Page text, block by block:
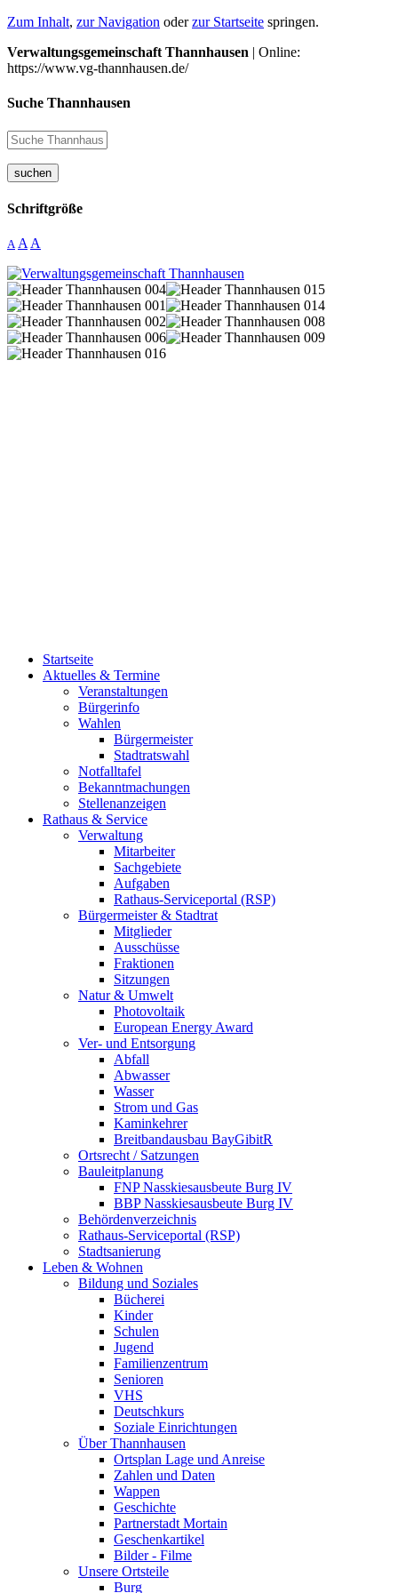
Zum Inhalt, zur Navigation oderzur Startseite springen.
Verwaltungsgemeinschaft Thannhausen | Online:
https://www.vg-thannhausen.de/
Suche Thannhausen
suchen
Schriftgröße
A A A
Startseite
Aktuelles & Termine
Veranstaltungen
Bürgerinfo
Wahlen
Bürgermeister
Stadtratswahl
Notfalltafel
Bekanntmachungen
Stellenanzeigen
Rathaus & Service
Verwaltung
Mitarbeiter
Sachgebiete
Aufgaben
Rathaus-Serviceportal (RSP)
Bürgermeister & Stadtrat
Mitglieder
Ausschüsse
Fraktionen
Sitzungen
Natur & Umwelt
Photovoltaik
European Energy Award
Ver- und Entsorgung
Abfall
Abwasser
Wasser
Strom und Gas
Kaminkehrer
Breitbandausbau BayGibitR
Ortsrecht / Satzungen
Bauleitplanung
FNP Nasskiesausbeute Burg IV
BBP Nasskiesausbeute Burg IV
Behördenverzeichnis
Rathaus-Serviceportal (RSP)
Stadtsanierung
Leben & Wohnen
Bildung und Soziales
Bücherei
Kinder
Schulen
Jugend
Familienzentrum
Senioren
VHS
Deutschkurs
Soziale Einrichtungen
Über Thannhausen
Ortsplan Lage und Anreise
Zahlen und Daten
Wappen
Geschichte
Partnerstadt Mortain
Geschenkartikel
Bilder - Filme
Unsere Ortsteile
Burg